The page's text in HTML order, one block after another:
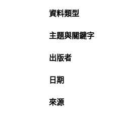
資料類型
主題與關鍵字
出版者
日期
來源